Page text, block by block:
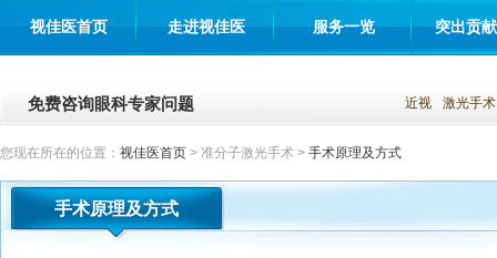
视佳医首页 走进视佳医 服务一览 突出贡
免费咨询眼科专家问题 近视 激光手术
您现在所在的位置： 视佳医首页 > 准分子激光手术 > 手术原理及方式
手术原理及方式